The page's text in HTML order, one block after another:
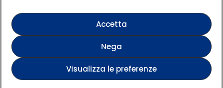
Accetta
Nega
Visualizza le preferenze
la Privacy Policy e i Termini di servizio di Google
Verified artist on Singulart Verified artist on Danish Gallery